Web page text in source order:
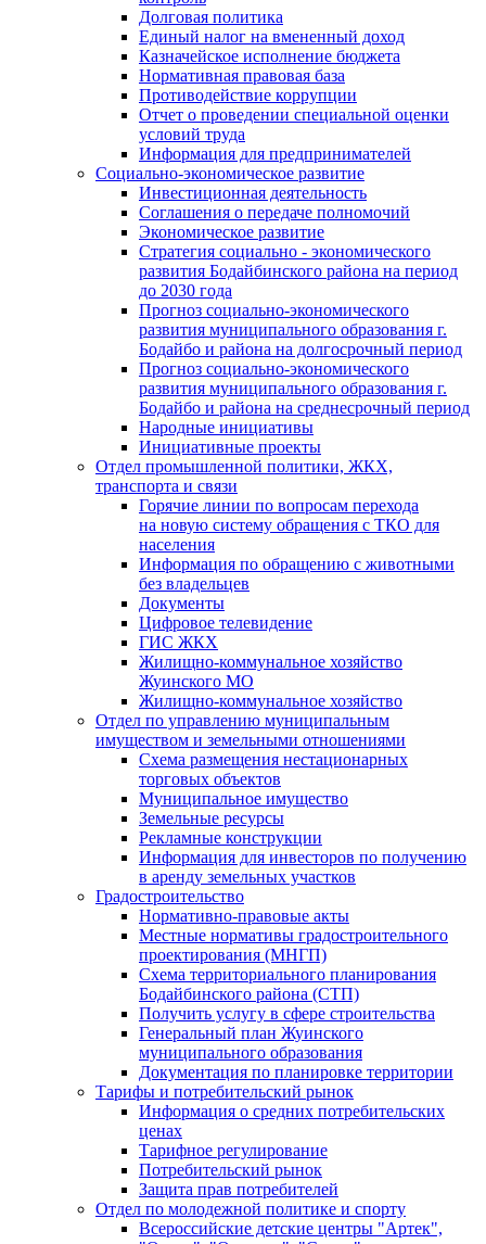
Долговая политика
Единый налог на вмененный доход
Казначейское исполнение бюджета
Нормативная правовая база
Противодействие коррупции
Отчет о проведении специальной оценки
условий труда
Информация для предпринимателей
Социально-экономическое развитие
Инвестиционная деятельность
Соглашения о передаче полномочий
Экономическое развитие
Стратегия социально - экономического
развития Бодайбинского района на период
до 2030 года
Прогноз социально-экономического
развития муниципального образования г.
Бодайбо и района на долгосрочный период
Прогноз социально-экономического
развития муниципального образования г.
Бодайбо и района на среднесрочный период
Народные инициативы
Инициативные проекты
Отдел промышленной политики, ЖКХ,
транспорта и связи
Горячие линии по вопросам перехода
на новую систему обращения с ТКО для
населения
Информация по обращению с животными
без владельцев
Документы
Цифровое телевидение
ГИС ЖКХ
Жилищно-коммунальное хозяйство
Жуинского МО
Жилищно-коммунальное хозяйство
Отдел по управлению муниципальным
имуществом и земельными отношениями
Схема размещения нестационарных
торговых объектов
Муниципальное имущество
Земельные ресурсы
Рекламные конструкции
Информация для инвесторов по получению
в аренду земельных участков
Градостроительство
Нормативно-правовые акты
Местные нормативы градостроительного
проектирования (МНГП)
Схема территориального планирования
Бодайбинского района (СТП)
Получить услугу в сфере строительства
Генеральный план Жуинского
муниципального образования
Документация по планировке территории
Тарифы и потребительский рынок
Информация о средних потребительских
ценах
Тарифное регулирование
Потребительский рынок
Защита прав потребителей
Отдел по молодежной политике и спорту
Всероссийские детские центры "Артек",